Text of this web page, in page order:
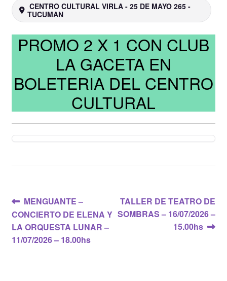
CENTRO CULTURAL VIRLA - 25 DE MAYO 265 -
TUCUMAN
PROMO 2 X 1 CON CLUB
LA GACETA EN
BOLETERIA DEL CENTRO
CULTURAL
Navegación
de
entradas
Anterior:
MENGUANTE –
CONCIERTO DE ELENA Y
LA ORQUESTA LUNAR –
11/07/2026 – 18.00hs
Siguiente:
TALLER DE TEATRO DE
SOMBRAS – 16/07/2026 –
15.00hs